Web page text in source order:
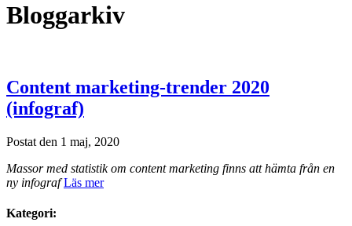
Bloggarkiv
Content marketing-trender 2020
(infograf)
Postat den 1 maj, 2020
Massor med statistik om content marketing finns att hämta från en
ny infograf Läs mer
Kategori: